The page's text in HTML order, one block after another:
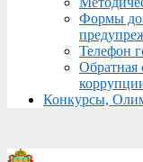
Формы
Телефон
Обратная
Конкурсы,